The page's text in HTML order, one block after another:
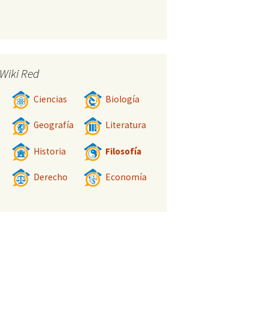
Wiki Red
Ciencias Biología
Geografía Literatura
Historia Filosofía
Derecho Economía